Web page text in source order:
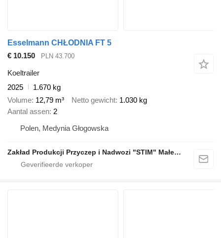
Esselmann CHŁODNIA FT 5
€ 10.150
PLN 43.700
Koeltrailer
2025
1.670 kg
Volume 12,79 m³ Netto gewicht 1.030 kg
Aantal assen 2
Polen, Medynia Głogowska
Zakład Produkcji Przyczep i Nadwozi "STIM" Małecki s.j.